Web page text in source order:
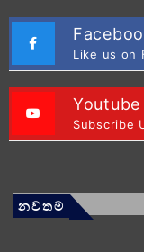
Like us on
Youtube
Subscribe
නවතම